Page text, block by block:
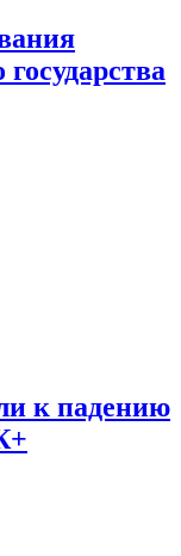
к падению